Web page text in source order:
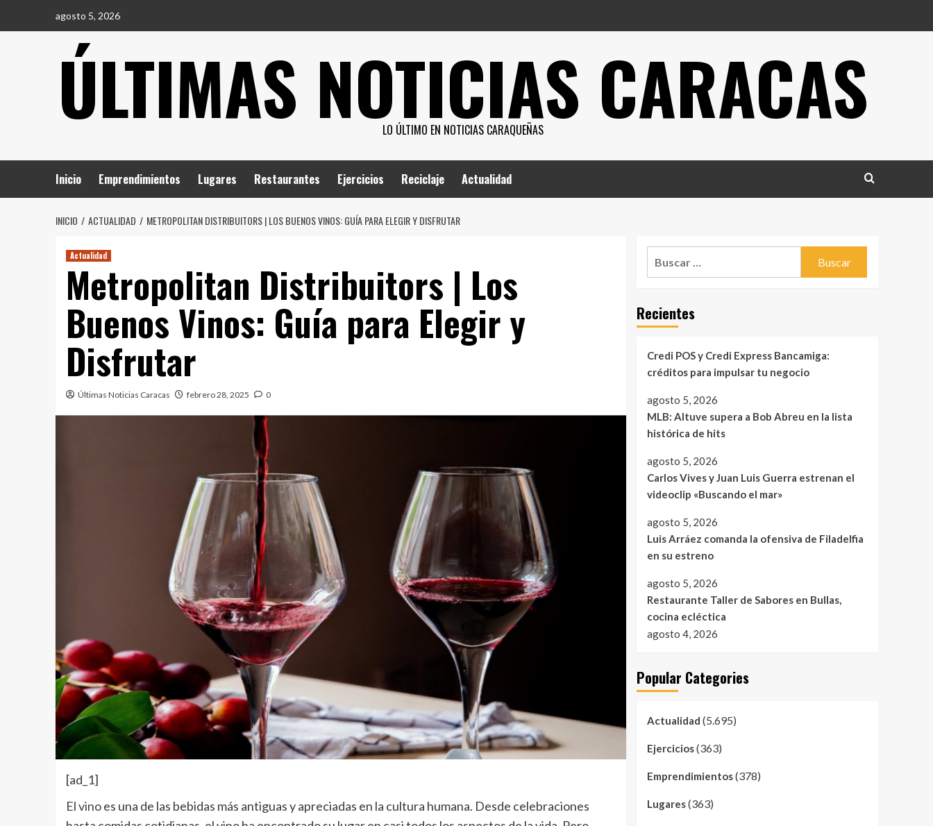
agosto 5, 2026
ÚLTIMAS NOTICIAS CARACAS
LO ÚLTIMO EN NOTICIAS CARAQUEÑAS
Inicio Emprendimientos Lugares Restaurantes Ejercicios Reciclaje Actualidad
INICIO ACTUALIDAD METROPOLITAN DISTRIBUITORS | LOS BUENOS VINOS: GUÍA PARA ELEGIR Y DISFRUTAR
Actualidad
Metropolitan Distribuitors | Los
Buenos Vinos: Guía para Elegir y
Disfrutar
Últimas Noticias Caracas febrero 28, 2025 0
[ad_1]
El vinoes una de las bebidas más antiguas y apreciadas en la cultura humana. Desde celebraciones
Recientes
Credi POS y Credi Express Bancamiga:
créditos para impulsar tu negocio
agosto 5, 2026
MLB: Altuve supera a Bob Abreu en la lista
histórica de hits
agosto 5, 2026
Carlos Vives y Juan Luis Guerra estrenan el
videoclip «Buscando el mar»
agosto 5, 2026
Luis Arráez comanda la ofensiva de Filadelfia
en su estreno
agosto 5, 2026
Restaurante Taller de Sabores en Bullas,
cocina ecléctica
agosto 4, 2026
Popular Categories
Actualidad (5.695)
Ejercicios(363)
Emprendimientos(378)
Lugares(363)